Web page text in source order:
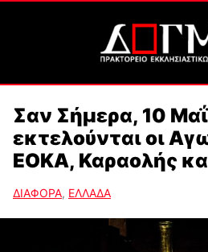
Σαν Σήμερα, 10
εκτελούνται οι
ΕΟΚΑ, Καραολής
ΔΙΑΦΟΡΑ, ΕΛΛΑΔΑ